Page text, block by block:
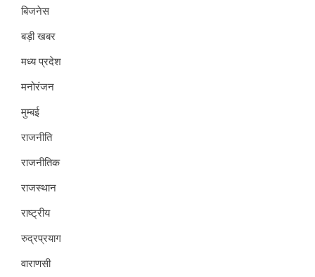
बिजनेस
बड़ी खबर
मध्य प्रदेश
मनोरंजन
मुम्बई
राजनीति
राजनीतिक
राजस्थान
राष्ट्रीय
रुद्रप्रयाग
वाराणसी